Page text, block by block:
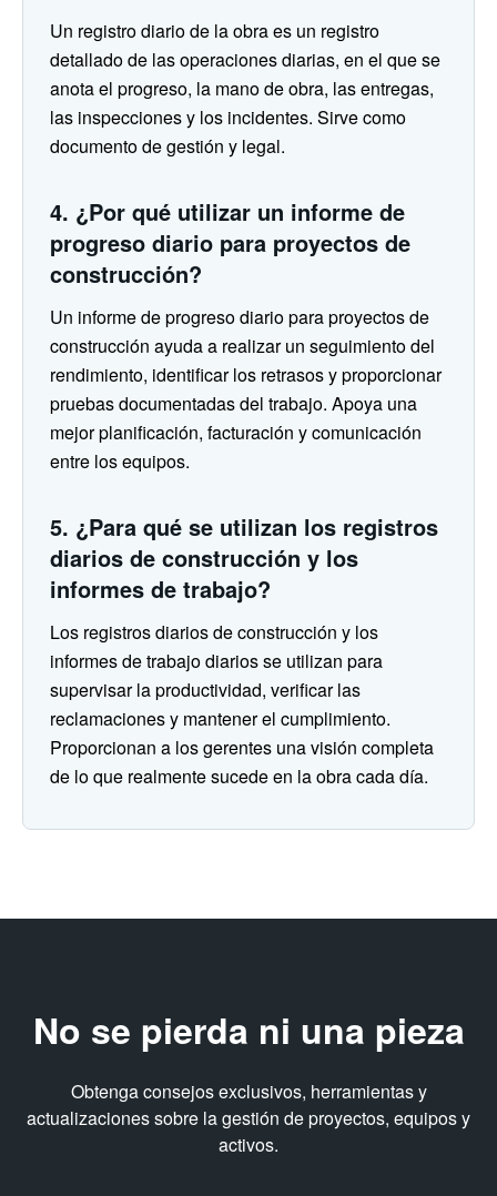
Un registro diario de la obra es un registro
detallado de las operaciones diarias, en el que se
anota el progreso, la mano de obra, las entregas,
las inspecciones y los incidentes. Sirve como
documento de gestión y legal.
4. ¿Por qué utilizar un informe de
progreso diario para proyectos de
construcción?
Un informe de progreso diario para proyectos de
construcción ayuda a realizar un seguimiento del
rendimiento, identificar los retrasos y proporcionar
pruebas documentadas del trabajo. Apoya una
mejor planificación, facturación y comunicación
entre los equipos.
5. ¿Para qué se utilizan los registros
diarios de construcción y los
informes de trabajo?
Los registros diarios de construcción y los
informes de trabajo diarios se utilizan para
supervisar la productividad, verificar las
reclamaciones y mantener el cumplimiento.
Proporcionan a los gerentes una visión completa
de lo que realmente sucede en la obra cada día.
No se pierda ni una pieza
Obtenga consejos exclusivos, herramientas y
actualizaciones sobre la gestión de proyectos, equipos y
activos.